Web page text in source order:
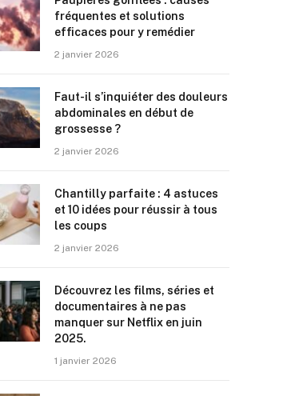
fréquentes et solutions
efficaces pour y remédier
2 janvier 2026
Faut-il s’inquiéter des douleurs
abdominales en début de
grossesse ?
2 janvier 2026
Chantilly parfaite : 4 astuces
et 10 idées pour réussir à tous
les coups
2 janvier 2026
Découvrez les films, séries et
documentaires à ne pas
manquer sur Netflix en juin
2025.
1 janvier 2026